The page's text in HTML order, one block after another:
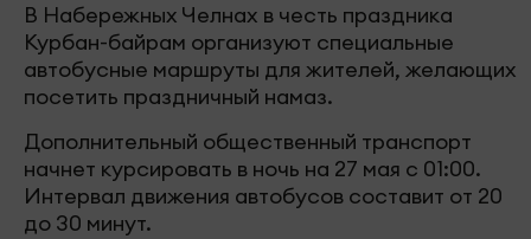
В Набережных Челнах в честь праздника
Курбан-байрам организуют специальные
автобусные маршруты для жителей, желающих
посетить праздничный намаз.
Дополнительный общественный транспорт
начнет курсировать в ночь на 27 мая с 01:00.
Интервал движения автобусов составит от 20
до 30 минут.